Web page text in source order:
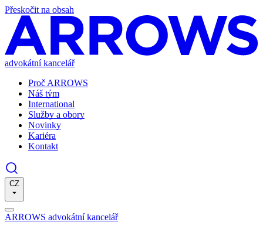
Přeskočit na obsah
advokátní kancelář
Proč ARROWS
Náš tým
International
Služby a obory
Novinky
Kariéra
Kontakt
CZ
ARROWS advokátní kancelář